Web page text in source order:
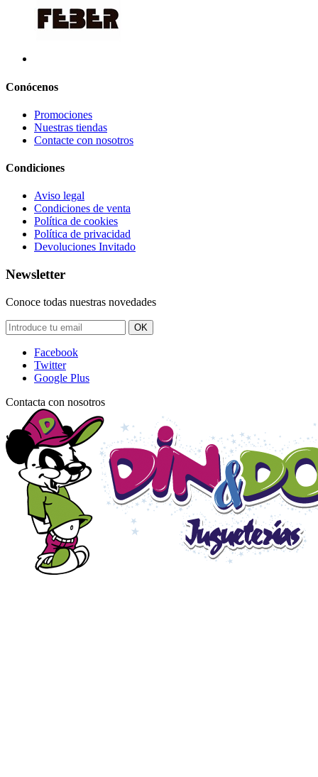
Conócenos
Promociones
Nuestras tiendas
Contacte con nosotros
Condiciones
Aviso legal
Condiciones de venta
Política de cookies
Política de privacidad
Devoluciones Invitado
Newsletter
Conoce todas nuestras novedades
OK
Facebook
Twitter
Google Plus
Contacta con nosotros